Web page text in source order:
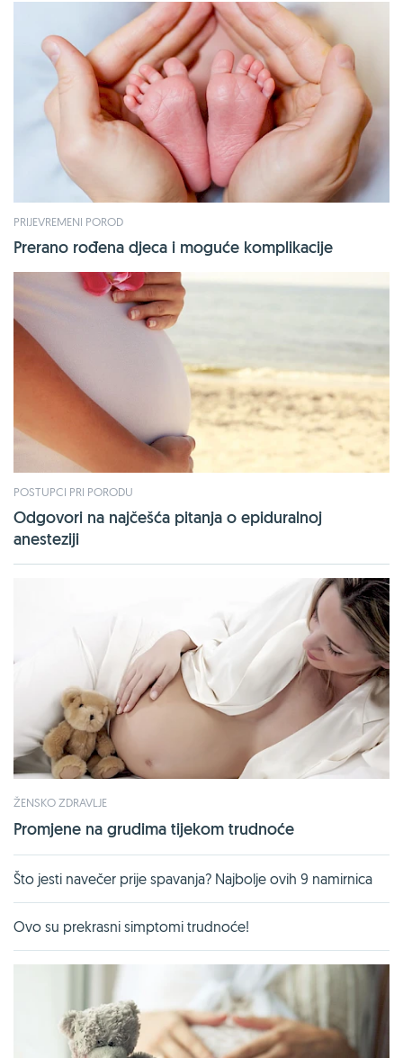
PRIJEVREMENI POROD
Prerano rođena djeca i moguće komplikacije
POSTUPCI PRI PORODU
Odgovori na najčešća pitanja o epiduralnoj
anesteziji
ŽENSKO ZDRAVLJE
Promjene na grudima tijekom trudnoće
Što jesti navečer prije spavanja? Najbolje ovih 9 namirnica
Ovo su prekrasni simptomi trudnoće!